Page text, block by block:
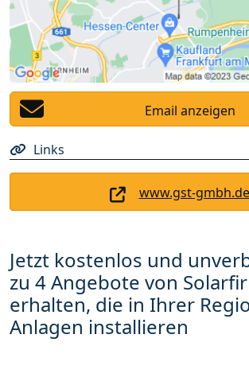
Email anzeigen
Links
www.gst-gmbh.de
Jetzt kostenlos und
zu 4 Angebote von
erhalten, die in Ihrer
Anlagen installieren